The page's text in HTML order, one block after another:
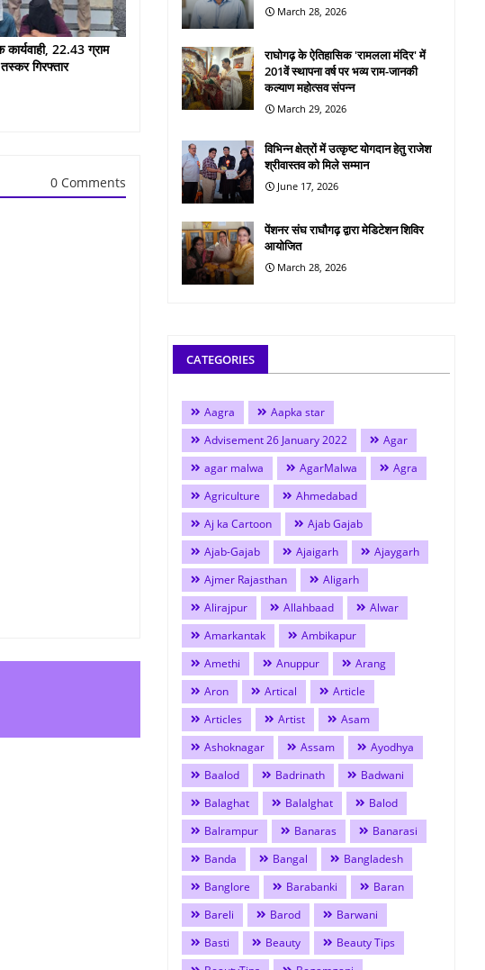
22.43 ग्राम
गिरफ्तार
0 Comments
March 28, 2026
राघोगढ़ के ऐतिहासिक 'रामलला मंदिर' में
201वें स्थापना वर्ष पर भव्य राम-जानकी
कल्याण महोत्सव संपन्न
March 29, 2026
विभिन्न क्षेत्रों में उत्कृष्ट योगदान हेतु राजेश
श्रीवास्तव को मिले सम्मान
June 17, 2026
पेंशनर संघ राघौगढ़ द्वारा मेडिटेशन शिविर
आयोजित
March 28, 2026
CATEGORIES
Aagra
Aapka star
Advisement 26 January 2022
Agar
agar malwa
AgarMalwa
Agra
Agriculture
Ahmedabad
Aj ka Cartoon
Ajab Gajab
Ajab-Gajab
Ajaigarh
Ajaygarh
Ajmer Rajasthan
Aligarh
Alirajpur
Allahbaad
Alwar
Amarkantak
Ambikapur
Amethi
Anuppur
Arang
Aron
Artical
Article
Articles
Artist
Asam
Ashoknagar
Assam
Ayodhya
Baalod
Badrinath
Badwani
Balaghat
Balalghat
Balod
Balrampur
Banaras
Banarasi
Banda
Bangal
Bangladesh
Banglore
Barabanki
Baran
Bareli
Barod
Barwani
Basti
Beauty
Beauty Tips